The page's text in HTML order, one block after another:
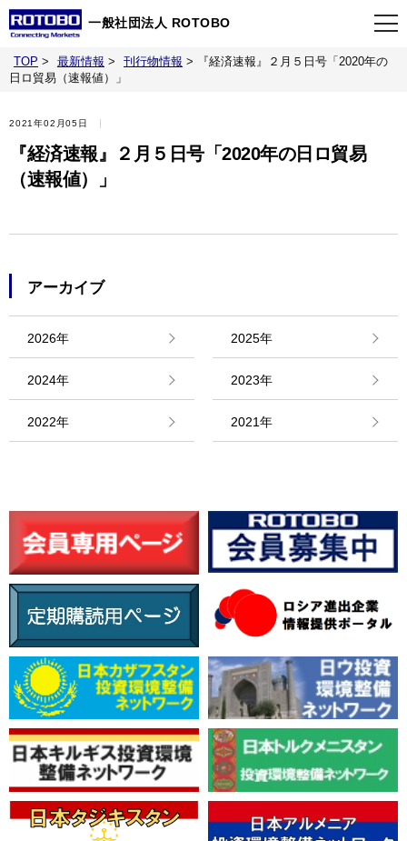
一般社団法人 ROTOBO
TOP
最新情報
当会について
刊行物
情報館
TOP > 最新情報 > 刊行物情報 >
『経済速報』２月５日号「2020年の
日ロ貿易（速報値）」
2021年02月05日
『経済速報』２月５日号「2020年の日ロ貿易
（速報値）」
アーカイブ
2026年 2025年
2024年 2023年
2022年 2021年